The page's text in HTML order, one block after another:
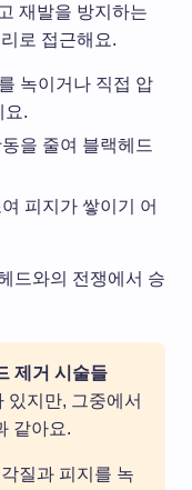
재발을 방지하는
로 접근해요.
녹이거나 직접 압
요.
을 줄여 블랙헤드
피지가 쌓이기 어
드와의 전쟁에서 승
제거 시술들
있지만, 그중에서
같아요.
질과 피지를 녹